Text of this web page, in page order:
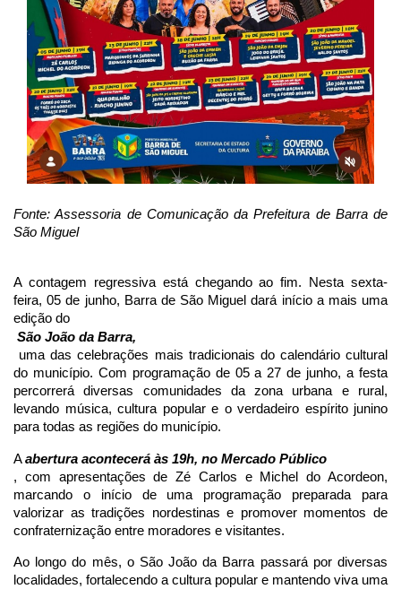
Fonte: Assessoria de Comunicação da Prefeitura de Barra de
São Miguel
A contagem regressiva está chegando ao fim. Nesta sexta-
feira, 05 de junho, Barra de São Miguel dará início a mais uma
edição do
São João da Barra,
do município. Com programação de 05 a 27 de junho, a festa
percorrerá diversas comunidades da zona urbana e rural,
levando música, cultura popular e o verdadeiro espírito junino
para todas as regiões do município.
A abertura acontecerá às 19h, no Mercado Público
, com apresentações de Zé Carlos e Michel do Acordeon,
marcando o início de uma programação preparada para
valorizar as tradições nordestinas e promover momentos de
confraternização entre moradores e visitantes.
Ao longo do mês, o São João da Barra passará por diversas
localidades, fortalecendo a cultura popular e mantendo viva uma